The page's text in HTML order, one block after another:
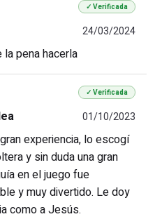
✓ Verificada
24/03/2024
pena hacerla
✓ Verificada
01/10/2023
experiencia, lo escogí
y sin duda una gran
en el juego fue
y muy divertido. Le doy
como a Jesús.